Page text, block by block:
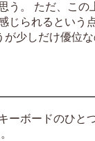
う。 ただ、この
じられるという
が少しだけ優位
ーボードのひと